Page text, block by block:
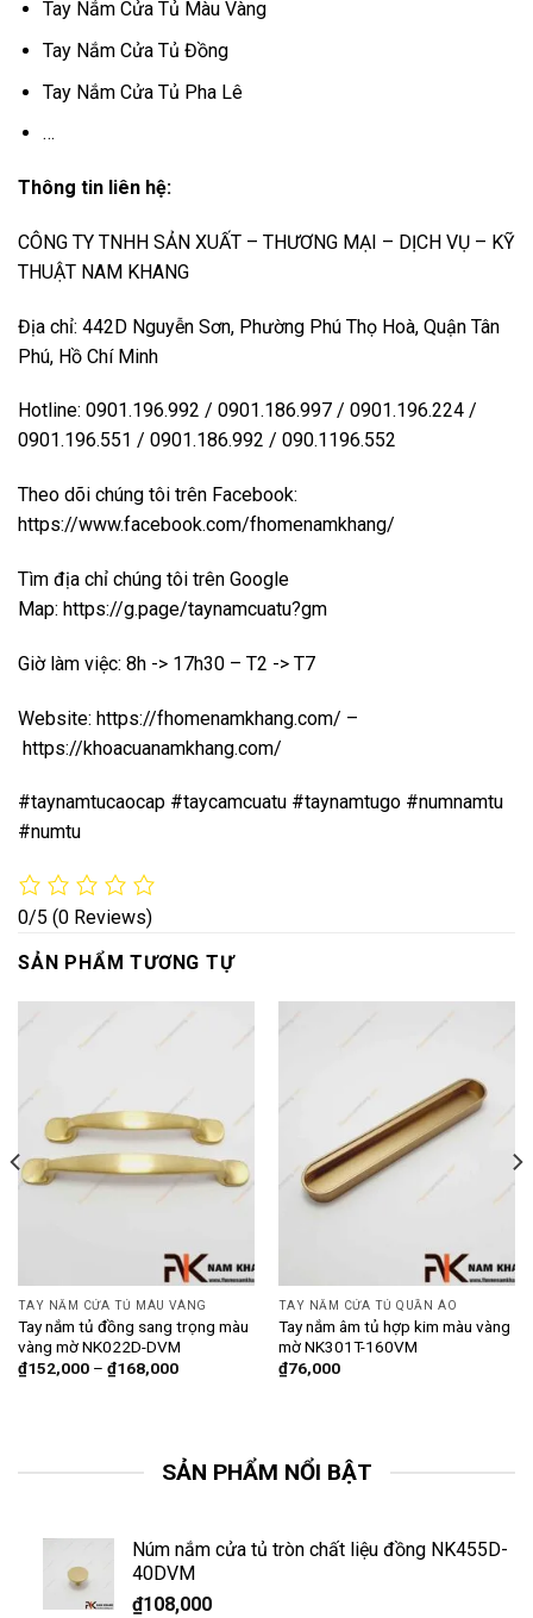
Tay Nắm Cửa Tủ Màu Vàng
Tay Nắm Cửa Tủ Đồng
Tay Nắm Cửa Tủ Pha Lê
…
Thông tin liên hệ:
CÔNG TY TNHH SẢN XUẤT – THƯƠNG MẠI – DỊCH VỤ – KỸ
THUẬT NAM KHANG
Địa chỉ: 442D Nguyễn Sơn, Phường Phú Thọ Hoà, Quận Tân
Phú, Hồ Chí Minh
Hotline: 0901.196.992 / 0901.186.997 / 0901.196.224 /
0901.196.551 / 0901.186.992 / 090.1196.552
Theo dõi chúng tôi trên Facebook:
https://www.facebook.com/fhomenamkhang/
Tìm địa chỉ chúng tôi trên Google
Map: https://g.page/taynamcuatu?gm
Giờ làm việc: 8h -> 17h30 – T2 -> T7
Website: https://fhomenamkhang.com/ –
https://khoacuanamkhang.com/
#taynamtucaocap #taycamcuatu #taynamtugo #numnamtu
#numtu
0/5 (0 Reviews)
SẢN PHẨM TƯƠNG TỰ
TAY NẮM CỬA TỦ MÀU VÀNG
Tay nắm tủ đồng sang trọng màu
vàng mờ NK022D-DVM
₫152,000– ₫168,000
TAY NẮM CỬA TỦ QUẦN ÁO
Tay nắm âm tủ hợp kim màu vàng
mờ NK301T-160VM
₫76,000
SẢN PHẨM NỔI BẬT
Núm nắm cửa tủ tròn chất liệu đồng NK455D-
40DVM
₫108,000